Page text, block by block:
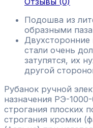
Подошва из
образными
стали очень
затупятся, их
другой
Рубанок ручной
назначения РЭ-
строгания плоских
строгания кромки